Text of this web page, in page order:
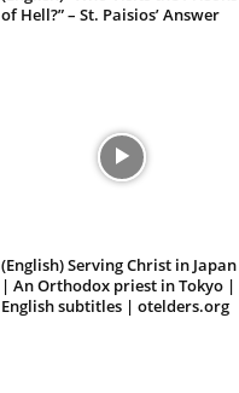
of Hell?” – St. Paisios’ Answer
(English) Serving Christ in Japan
| An Orthodox priest in Tokyo |
English subtitles | otelders.org